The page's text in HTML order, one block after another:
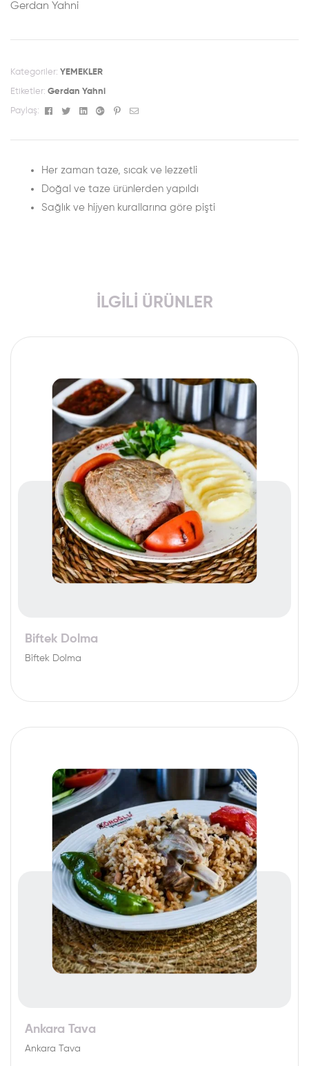
Gerdan Yahni
Kategoriler: YEMEKLER
Etiketler: Gerdan Yahni
Paylaş: Facebook
TwitterLinkedinGoogle+Pinterest
Email
Her zaman taze, sıcak ve lezzetli
Doğal ve taze ürünlerden yapıldı
Sağlık ve hijyen kurallarına göre pişti
İLGILI ÜRÜNLER
Biftek Dolma
Biftek Dolma
Ankara Tava
Ankara Tava